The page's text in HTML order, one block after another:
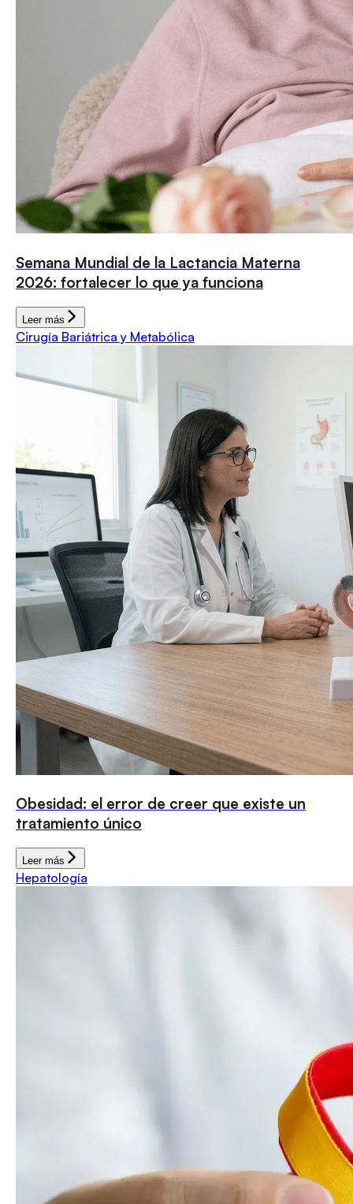
Semana Mundial de la Lactancia Materna
2026: fortalecer lo que ya funciona
Leer más
Cirugía Bariátrica y Metabólica
Obesidad: el error de creer que existe un
tratamiento único
Leer más
Hepatología